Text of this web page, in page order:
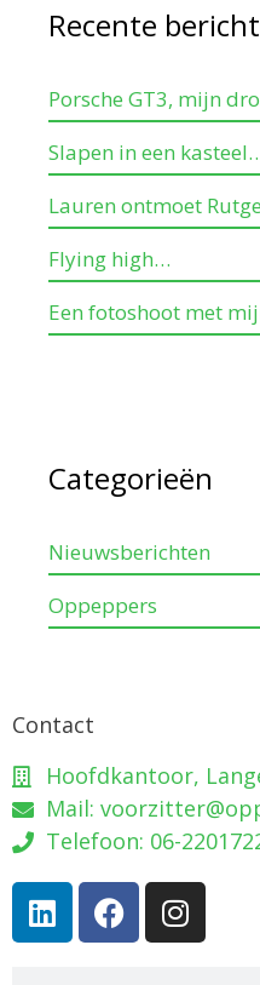
Recente
Porsche GT3, mijn
Slapen in een
Lauren ontmoet
Flying high…
Een fotoshoot met
Categorieën
Nieuwsberichten
Oppeppers
Contact
Hoofdkantoor,
Mail:
Telefoon: 06-